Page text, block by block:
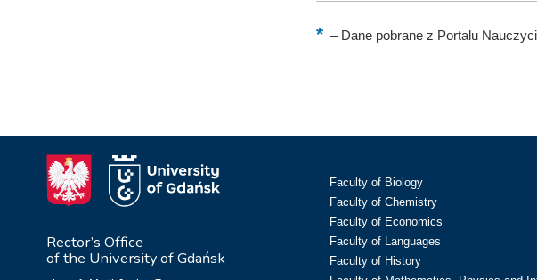
–Dane pobrane z Portalu
Rector’s Office
of the University of Gdańsk
Faculty of Biology
Faculty of Chemistry
Faculty of Economics
Faculty of Languages
Faculty of History